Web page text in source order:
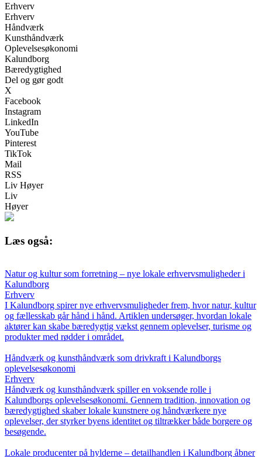
Erhverv
Erhverv
Håndværk
Kunsthåndværk
Oplevelsesøkonomi
Kalundborg
Bæredygtighed
Del og gør godt
X
Facebook
Instagram
LinkedIn
YouTube
Pinterest
TikTok
Mail
RSS
Liv Høyer
Liv
Høyer
Læs også:
Natur og kultur som forretning – nye lokale erhvervsmuligheder i
Kalundborg
Erhverv
I Kalundborg spirer nye erhvervsmuligheder frem, hvor natur, kultur
og fællesskab går hånd i hånd. Artiklen undersøger, hvordan lokale
aktører kan skabe bæredygtig vækst gennem oplevelser, turisme og
produkter med rødder i området.
Håndværk og kunsthåndværk som drivkraft i Kalundborgs
oplevelsesøkonomi
Erhverv
Håndværk og kunsthåndværk spiller en voksende rolle i
Kalundborgs oplevelsesøkonomi. Gennem tradition, innovation og
bæredygtighed skaber lokale kunstnere og håndværkere nye
oplevelser, der styrker byens identitet og tiltrækker både borgere og
besøgende.
Lokale producenter på hylderne – detailhandlen i Kalundborg åbner